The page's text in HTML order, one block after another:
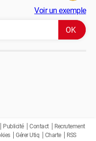
Voir un exemple
Publicité Contact
Recrutement
Gérer Utiq Charte
RSS